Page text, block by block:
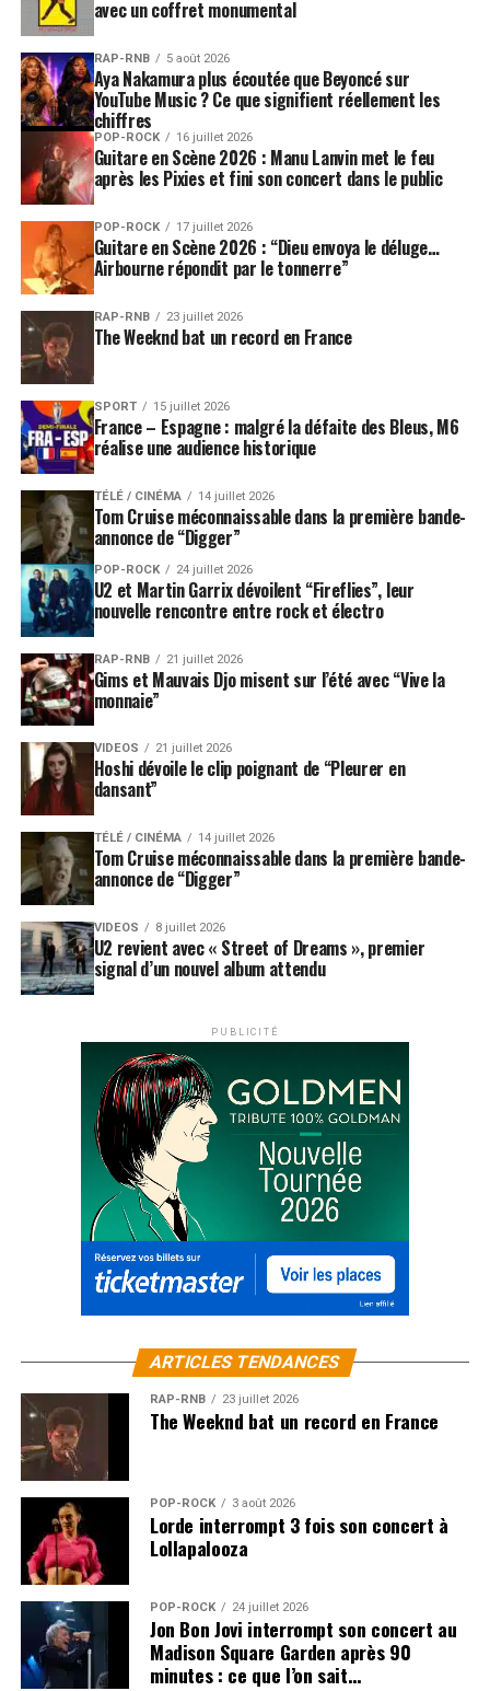
avec un coffret monumental
RAP-RNB 5 août 2026
Aya Nakamura plus écoutée que Beyoncé sur
YouTube Music ? Ce que signifient réellement les
chiffres
POP-ROCK 16 juillet 2026
Guitare en Scène 2026 : Manu Lanvin met le feu
après les Pixies et fini son concert dans le public
POP-ROCK 17 juillet 2026
Guitare en Scène 2026 : “Dieu envoya le déluge…
Airbourne répondit par le tonnerre”
RAP-RNB 23 juillet 2026
The Weeknd bat un record en France
SPORT 15 juillet 2026
France – Espagne : malgré la défaite des Bleus, M6
réalise une audience historique
TÉLÉ / CINÉMA 14 juillet 2026
Tom Cruise méconnaissable dans la première bande-
annonce de “Digger”
POP-ROCK 24 juillet 2026
U2 et Martin Garrix dévoilent “Fireflies”, leur
nouvelle rencontre entre rock et électro
RAP-RNB 21 juillet 2026
Gims et Mauvais Djo misent sur l’été avec “Vive la
monnaie”
VIDEOS 21 juillet 2026
Hoshi dévoile le clip poignant de “Pleurer en
dansant”
TÉLÉ / CINÉMA 14 juillet 2026
Tom Cruise méconnaissable dans la première bande-
annonce de “Digger”
VIDEOS 8 juillet 2026
U2 revient avec « Street of Dreams », premier
signal d’un nouvel album attendu
PUBLICITÉ
ARTICLES TENDANCES
RAP-RNB 23 juillet 2026
The Weeknd bat un record en France
POP-ROCK 3 août 2026
Lorde interrompt 3 fois son concert à
Lollapalooza
POP-ROCK 24 juillet 2026
Jon Bon Jovi interrompt son concert au
Madison Square Garden après 90
minutes : ce que l’on sait…